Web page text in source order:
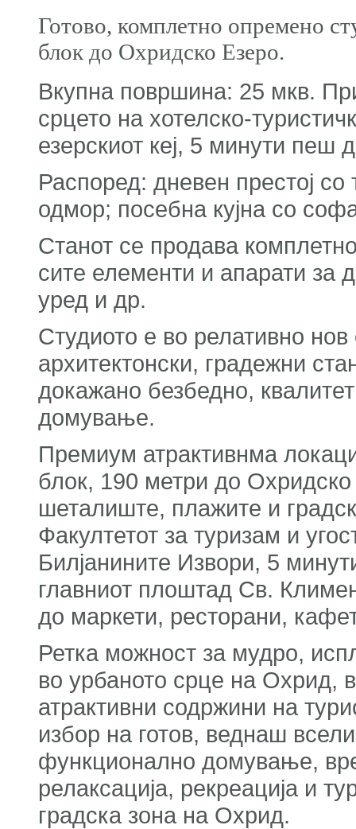
Готово, комплетно опремено
блок до Охридско Езеро.
Вкупна површина: 25 мкв.
срцето на хотелско-
езерскиот кеј, 5 минути пеш
Распоред: дневен престој
одмор; посебна кујна со
Станот се продава
сите елементи и апарати за
уред и др.
Студиото е во релативно нов
архитектонски, градежни
докажано безбедно,
домување.
Премиум атрактивнма
блок, 190 метри до
шеталиште, плажите и
Факултетот за туризам и
Билјанините Извори, 5
главниот плоштад Св.
до маркети, ресторани,
Ретка можност за мудро,
во урбаното срце на Охрид,
атрактивни содржини на
избор на готов, веднаш
функционално домување,
релаксација, рекреација и
градска зона на Охрид.